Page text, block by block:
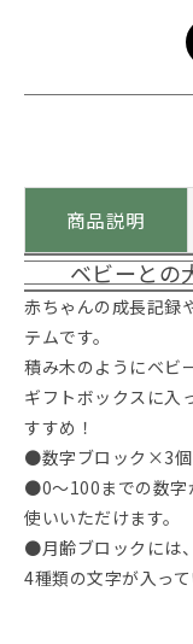
商品説明
ベビーとの
赤ちゃんの成長記録
テムです。
積み木のようにベビ
ギフトボックスに入
すすめ！
●数字ブロック×3
●0～100までの数字
使いいただけます。
●月齢ブロックには
4種類の文字が入って